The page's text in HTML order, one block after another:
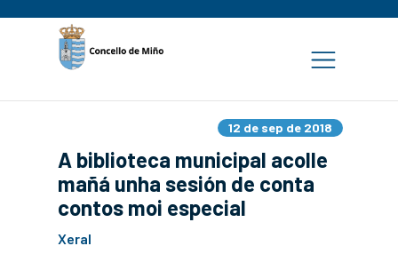
12 de sep de 2018
A biblioteca municipal acolle
mañá unha sesión de conta
contos moi especial
Xeral